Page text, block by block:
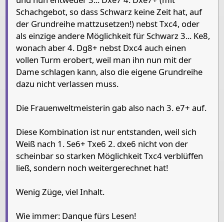
3
2
1
Rook White
Pieces lists
Pieces White
King g1
Queen h7 Rook c1
Pieces Black
Schachgebot, so dass Schwarz keine Zeit hat, auf
der Grundreihe mattzusetzen!) nebst Txc4, oder
als einzige andere Möglichkeit für Schwarz 3... Ke8,
wonach aber 4. Dg8+ nebst Dxc4 auch einen
vollen Turm erobert, weil man ihn nun mit der
Dame schlagen kann, also die eigene Grundreihe
dazu nicht verlassen muss.
Die Frauenweltmeisterin gab also nach 3. e7+ auf.
Diese Kombination ist nur entstanden, weil sich
Weiß nach 1. Se6+ Txe6 2. dxe6 nicht von der
scheinbar so starken Möglichkeit Txc4 verblüffen
ließ, sondern noch weitergerechnet hat!
Wenig Züge, viel Inhalt.
Wie immer: Danque fürs Lesen!